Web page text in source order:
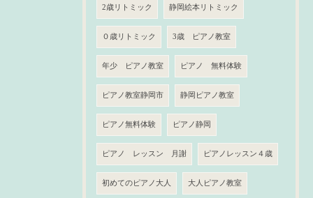
2歳リトミック 静岡絵本リトミック
０歳リトミック 3歳 ピアノ教室
年少 ピアノ教室 ピアノ 無料体験
ピアノ教室静岡市 静岡ピアノ教室
ピアノ無料体験 ピアノ静岡
ピアノ レッスン 月謝 ピアノレッスン４歳
初めてのピアノ大人 大人ピアノ教室